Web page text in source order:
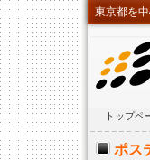
東京都を
トップペ
ポス